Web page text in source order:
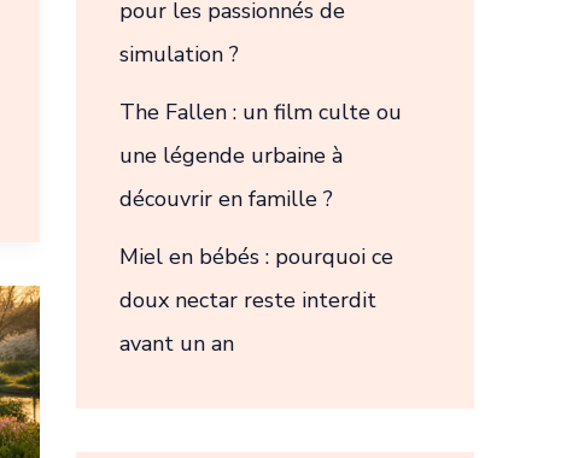
pour les passionnés de
simulation ?
The Fallen : un film culte ou
une légende urbaine à
découvrir en famille ?
Miel en bébés : pourquoi ce
doux nectar reste interdit
avant un an